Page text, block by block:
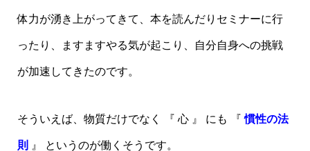
体力が湧き上がってきて、本を読んだりセミナーに行
ったり、ますますやる気が起こり、自分自身への挑戦
が加速してきたのです。
そういえば、物質だけでなく 『 心 』 にも 『慣性の法
則 』 というのが働くそうです。